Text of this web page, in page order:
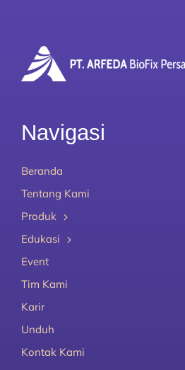
Navigasi
Beranda
Tentang Kami
Produk
Edukasi
Event
Tim Kami
Karir
Unduh
Kontak Kami